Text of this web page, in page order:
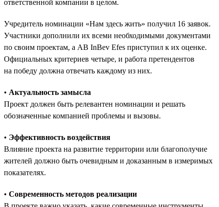
ответственной компании в целом.
Учредитель номинации «Нам здесь жить» получил 16 заявок.
Участники дополнили их всеми необходимыми документами
по своим проектам, а AB InBev Efes приступил к их оценке.
Официальных критериев четыре, и работа претендентов
на победу должна отвечать каждому из них.
• Актуальность замысла
Проект должен быть релевантен номинации и решать
обозначенные компанией проблемы и вызовы.
• Эффективность воздействия
Влияние проекта на развитие территории или благополучие
жителей должно быть очевидным и доказанным в измеримых
показателях.
• Современность методов реализации